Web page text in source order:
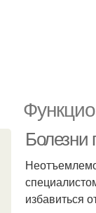
Болезни
избавиться